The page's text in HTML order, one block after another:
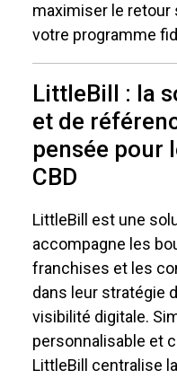
maximiser le
votre programme
LittleBill : la
et de
pensée pour
CBD
LittleBill est une
accompagne les
franchises et les
dans leur stratégie
visibilité digitale.
personnalisable et
LittleBill centralise